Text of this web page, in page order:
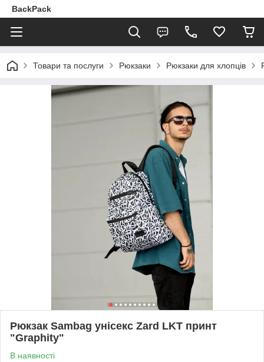
BackPack
Товари та послуги Рюкзаки Рюкзаки для хлопців
Рюкзак Sambag унісекс Zard LKT принт
"Graphity"
В наявності